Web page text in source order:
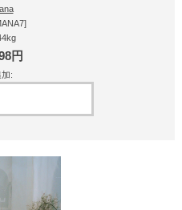
円
: